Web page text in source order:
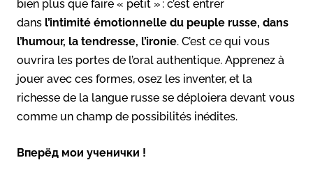
bien plus que faire « petit » : c’est entrer
dans l’intimité émotionnelle du peuple russe, dans
l’humour, la tendresse, l’ironie. C’est ce qui vous
ouvrira les portes de l’oral authentique. Apprenez à
jouer avec ces formes, osez les inventer, et la
richesse de la langue russe se déploiera devant vous
comme un champ de possibilités inédites.
Вперёд мои ученички !